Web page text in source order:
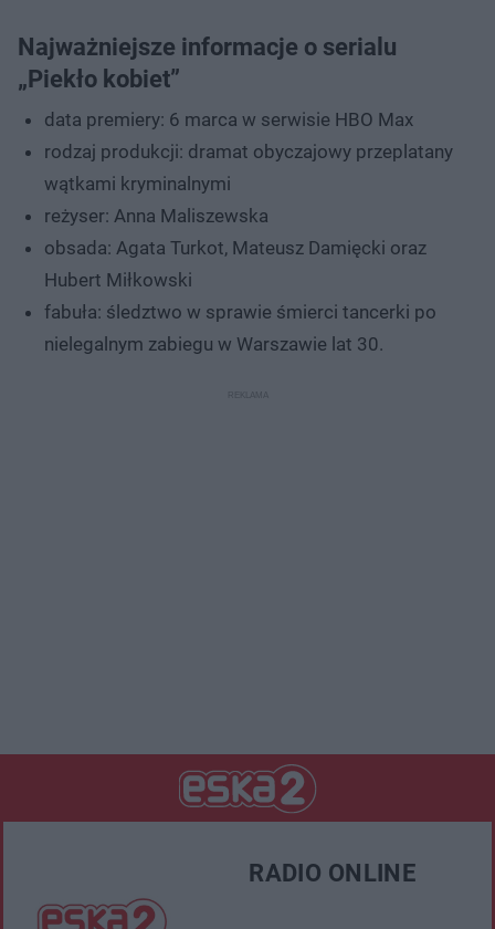
Najważniejsze informacje o serialu
„Piekło kobiet”
data premiery: 6 marca w serwisie HBO Max
rodzaj produkcji: dramat obyczajowy przeplatany
wątkami kryminalnymi
reżyser: Anna Maliszewska
obsada: Agata Turkot, Mateusz Damięcki oraz
Hubert Miłkowski
fabuła: śledztwo w sprawie śmierci tancerki po
nielegalnym zabiegu w Warszawie lat 30.
RADIO ONLINE